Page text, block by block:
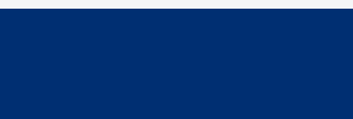
com